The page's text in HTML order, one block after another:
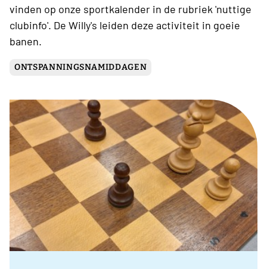
vinden op onze sportkalender in de rubriek 'nuttige
clubinfo'. De Willy's leiden deze activiteit in goeie
banen.
ONTSPANNINGSNAMIDDAGEN